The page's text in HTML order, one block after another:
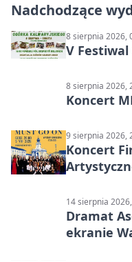
Nadchodzące
8 sierpnia 2026,
V
8 sierpnia 2026,
Koncert
9 sierpnia 2026,
Koncert
14 sierpnia
Dramat
ekranie